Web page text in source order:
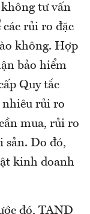
tư vấn
rủi ro đặc
không. Hợp
bảo hiểm
Quy tắc
nhiêu rủi ro
mua, rủi ro
sản. Do đó,
kinh doanh
đó, TAND